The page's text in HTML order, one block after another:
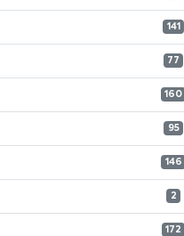
141
77
160
95
146
2
172